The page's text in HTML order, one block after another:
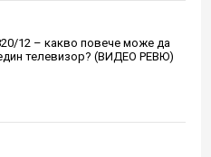
12 – какво повече може да
телевизор? (ВИДЕО РЕВЮ)